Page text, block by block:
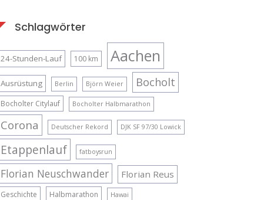
Schlagwörter
24-Stunden-Lauf 100 km Aachen
Ausrüstung Berlin Björn Weier Bocholt
Bocholter Citylauf Bocholter Halbmarathon
Corona Deutscher Rekord DJK SF 97/30 Lowick
Etappenlauf fatboysrun
Florian Neuschwander Florian Reus
Geschichte Halbmarathon Hawai